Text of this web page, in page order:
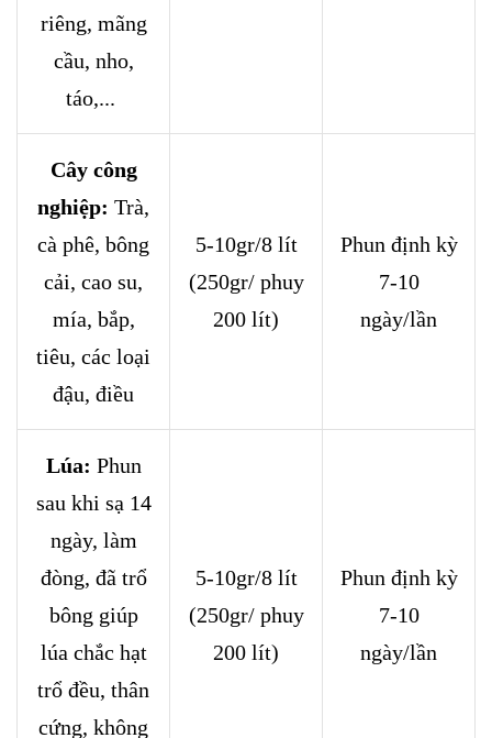
riêng, mãng
cầu, nho,
táo,...
Cây công
nghiệp: Trà,
cà phê, bông
cải, cao su,
mía, bắp,
tiêu, các loại
đậu, điều
5-10gr/8 lít
(250gr/ phuy
200 lít)
Phun định kỳ
7-10
ngày/lần
Lúa: Phun
sau khi sạ 14
ngày, làm
đòng, đã trổ
bông giúp
lúa chắc hạt
trổ đều, thân
cứng, không
5-10gr/8 lít
(250gr/ phuy
200 lít)
Phun định kỳ
7-10
ngày/lần